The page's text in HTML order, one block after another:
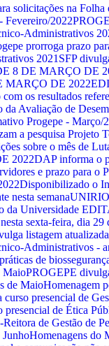
solicitações na Folha
Fevereiro/2022
Administrativos
prorroga prazo
2021 SFP
8 DE MARÇO DE
MARÇO DE 2022
os resultados
Avaliação de
Progepe - Março/
a pesquisa Projeto
sobre o mês de
2022DAP informa o
e prazo para o
Disponibilizado o
nesta semanaUNIRIO
da Universidade
sexta-feira, dia 29
listagem
Administrativos -
de
MaioPROGEPE
de MaioHomenagem
presencial de
presencial de Ética
de Gestão de
JunhoHomenagens do